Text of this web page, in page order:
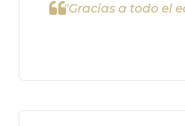
"Gracias a todo el